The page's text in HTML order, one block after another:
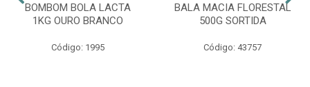
BOMBOM BOLA LACTA
1KG OURO BRANCO
Código: 1995
BALA MACIA FLORESTAL
500G SORTIDA
Código: 43757